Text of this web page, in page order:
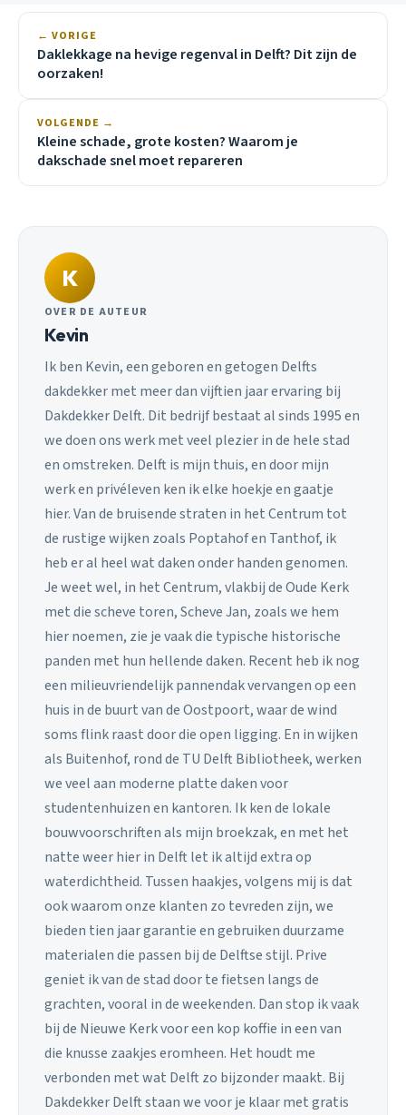
← VORIGE
Daklekkage na hevige regenval in Delft? Dit zijn de
oorzaken!
VOLGENDE →
Kleine schade, grote kosten? Waarom je
dakschade snel moet repareren
K
OVER DE AUTEUR
Kevin
Ik ben Kevin, een geboren en getogen Delfts
dakdekker met meer dan vijftien jaar ervaring bij
Dakdekker Delft. Dit bedrijf bestaat al sinds 1995 en
we doen ons werk met veel plezier in de hele stad
en omstreken. Delft is mijn thuis, en door mijn
werk en privéleven ken ik elke hoekje en gaatje
hier. Van de bruisende straten in het Centrum tot
de rustige wijken zoals Poptahof en Tanthof, ik
heb er al heel wat daken onder handen genomen.
Je weet wel, in het Centrum, vlakbij de Oude Kerk
met die scheve toren, Scheve Jan, zoals we hem
hier noemen, zie je vaak die typische historische
panden met hun hellende daken. Recent heb ik nog
een milieuvriendelijk pannendak vervangen op een
huis in de buurt van de Oostpoort, waar de wind
soms flink raast door die open ligging. En in wijken
als Buitenhof, rond de TU Delft Bibliotheek, werken
we veel aan moderne platte daken voor
studentenhuizen en kantoren. Ik ken de lokale
bouwvoorschriften als mijn broekzak, en met het
natte weer hier in Delft let ik altijd extra op
waterdichtheid. Tussen haakjes, volgens mij is dat
ook waarom onze klanten zo tevreden zijn, we
bieden tien jaar garantie en gebruiken duurzame
materialen die passen bij de Delftse stijl. Prive
geniet ik van de stad door te fietsen langs de
grachten, vooral in de weekenden. Dan stop ik vaak
bij de Nieuwe Kerk voor een kop koffie in een van
die knusse zaakjes eromheen. Het houdt me
verbonden met wat Delft zo bijzonder maakt. Bij
Dakdekker Delft staan we voor je klaar met gratis